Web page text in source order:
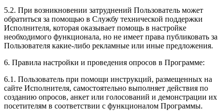
5.2. При возникновении затруднений Пользователь может
обратиться за помощью в Службу технической поддержки
Исполнителя, которая оказывает помощь в настройке
необходимого функционала, но не имеет права публиковать за
Пользователя какие-либо рекламные или иные предложения.
6. Правила настройки и проведения опросов в Программе:
6.1. Пользователь при помощи инструкций, размещенных на
сайте Исполнителя, самостоятельно выполняет действия по
созданию опросов, анкет или голосований и демонстрации их
посетителям в соответствии с функционалом Программы.